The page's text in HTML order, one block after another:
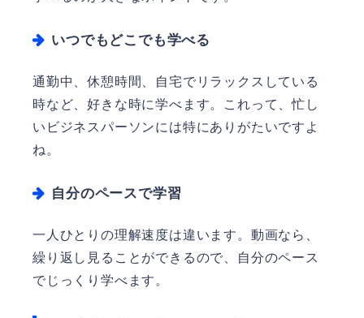
いつでもどこでも学べる
通勤中、休憩時間、自宅でリラックスしている
時など、好きな時に学べます。これって、忙し
いビジネスパーソンには特にありがたいですよ
ね。
自分のペースで学習
一人ひとりの理解速度は違います。動画なら、
繰り返し見ることができるので、自分のペース
でじっくり学べます。